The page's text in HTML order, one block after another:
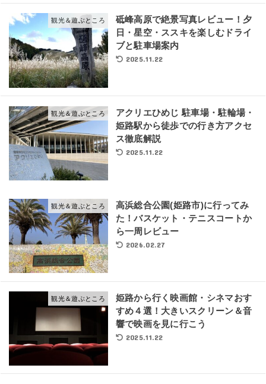
観光＆遊ぶところ
砥峰高原で絶景写真レビュー！夕
日・星空・ススキを楽しむドライ
ブと駐車場案内
2025.11.22
観光＆遊ぶところ
アクリエひめじ 駐車場・駐輪場・
姫路駅から徒歩での行き方アクセ
ス徹底解説
2025.11.22
観光＆遊ぶところ
高浜総合公園(姫路市)に行ってみ
た！バスケット・テニスコートか
ら一周レビュー
2026.02.27
観光＆遊ぶところ
姫路から行く映画館・シネマおす
すめ４選！大きいスクリーン＆音
響で映画を見に行こう
2025.11.22